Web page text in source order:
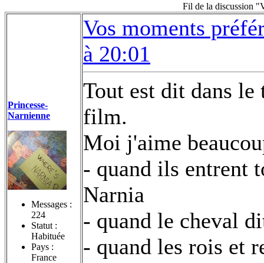
Fil de la discussion
Princesse-
Narnienne
Messages :
224
Statut :
Habituée
Pays :
France
Vos moments
à 20:01
Tout est dit dans le
film.
Moi j'aime
- quand ils entrent
Narnia
- quand le cheval
- quand les rois et